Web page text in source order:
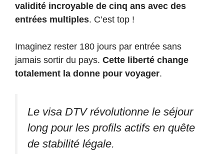
validité incroyable de cinq ans avec des
entrées multiples. C’est top !
Imaginez rester 180 jours par entrée sans
jamais sortir du pays. Cette liberté change
totalement la donne pour voyager.
Le visa DTV révolutionne le séjour
long pour les profils actifs en quête
de stabilité légale.